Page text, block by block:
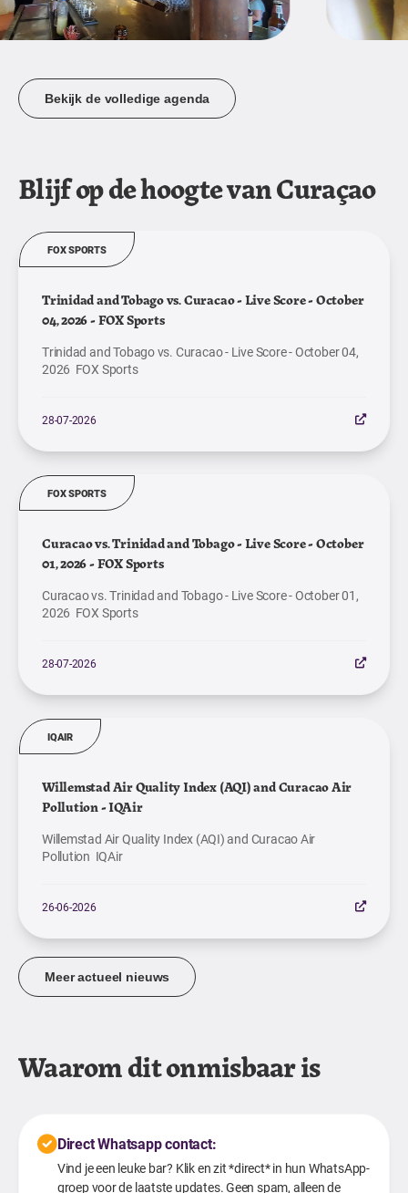
Bekijk de volledige agenda
Blijf op de hoogte van Curaçao
FOX SPORTS
Trinidad and Tobago vs. Curacao - Live Score - October
04, 2026 - FOX Sports
Trinidad and Tobago vs. Curacao - Live Score - October 04,
2026 FOX Sports
28-07-2026
FOX SPORTS
Curacao vs. Trinidad and Tobago - Live Score - October
01, 2026 - FOX Sports
Curacao vs. Trinidad and Tobago - Live Score - October 01,
2026 FOX Sports
28-07-2026
IQAIR
Willemstad Air Quality Index (AQI) and Curacao Air
Pollution - IQAir
Willemstad Air Quality Index (AQI) and Curacao Air
Pollution IQAir
26-06-2026
Meer actueel nieuws
Waarom dit onmisbaar is
Direct Whatsapp contact:
Vind je een leuke bar? Klik en zit *direct* in hun WhatsApp-
groep voor de laatste updates. Geen spam, alleen de